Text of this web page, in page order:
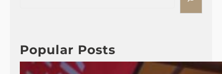
h
Popular Posts